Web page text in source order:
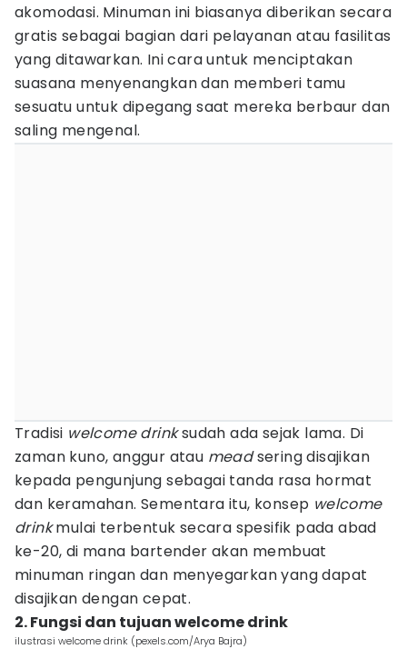
akomodasi. Minuman ini biasanya diberikan secara
gratis sebagai bagian dari pelayanan atau fasilitas
yang ditawarkan. Ini cara untuk menciptakan
suasana menyenangkan dan memberi tamu
sesuatu untuk dipegang saat mereka berbaur dan
saling mengenal.
Tradisi welcome drinksudah ada sejak lama. Di
zaman kuno, anggur atau meadsering disajikan
kepada pengunjung sebagai tanda rasa hormat
dan keramahan. Sementara itu, konsep welcome
drinkmulai terbentuk secara spesifik pada abad
ke-20, di mana bartender akan membuat
minuman ringan dan menyegarkan yang dapat
disajikan dengan cepat.
2. Fungsi dan tujuan welcome drink
ilustrasi welcome drink (pexels.com/Arya Bajra)